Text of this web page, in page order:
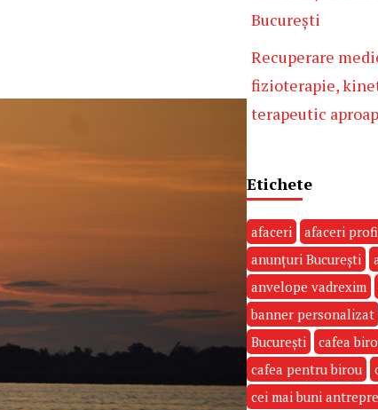
București
Recuperare
fizioterapie,
terapeutic
Etichete
afaceri afaceri
anunțuri București
anvelope vadrexim
banner personalizat
București
cafea
cafea pentru birou
cei mai buni